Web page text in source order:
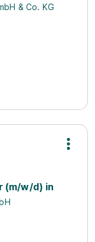
& Co. KG
(m/w/d) in